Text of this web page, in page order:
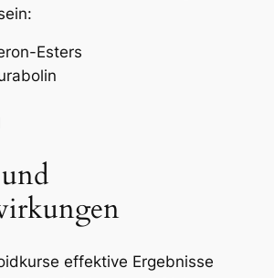
Esters
effektive Ergebnisse